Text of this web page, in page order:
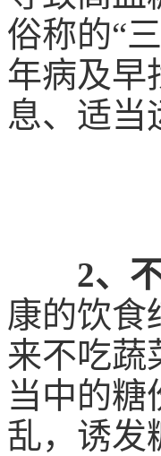
俗称的“
年病及早
息、适当
2、不
康的饮食
来不吃蔬
当中的糖
乱，诱发